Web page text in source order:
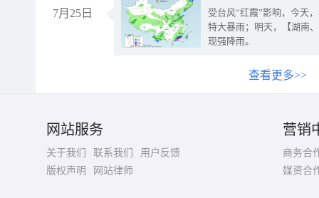
7月25日
受台风“红霞”影响，今天
特大暴雨；明天，【湖南
现强降雨。
查看更多>>
网站服务
关于我们 联系我们
用户反馈
版权声明
网站律师
营销
商务合
媒资合